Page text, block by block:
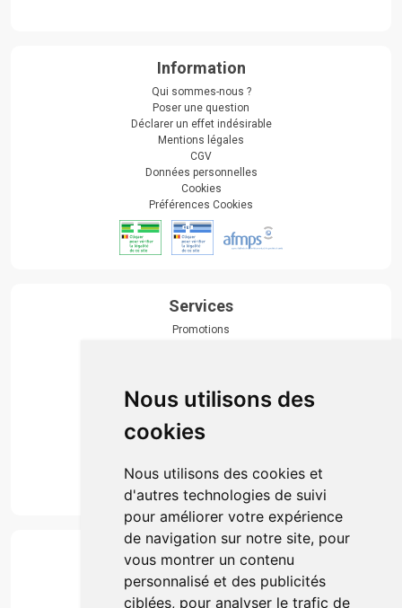
Nous utilisons des
cookies
Nous utilisons des cookies et
d'autres technologies de suivi
pour améliorer votre expérience
de navigation sur notre site, pour
vous montrer un contenu
personnalisé et des publicités
ciblées, pour analyser le trafic de
Information
Qui sommes-nous ?
Poser une question
Déclarer un effet indésirable
Mentions légales
CGV
Données personnelles
Cookies
Préférences Cookies
Services
Promotions
Actualités & conseils
Événements
Marques
Suivez-nous
Paiement
Simple, rapide et 100% sécurisé